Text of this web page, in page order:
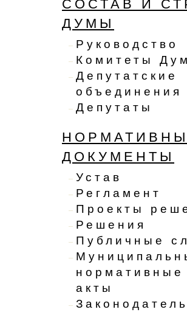
СОСТАВ И
ДУМЫ
Руководство
Комитеты
Депутатские
объединения
Депутаты
ДОКУМЕНТЫ
Устав
Регламент
Проекты
Решения
Публичные
нормативные
акты